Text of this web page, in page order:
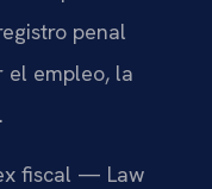
penal
el empleo, la
fiscal — Law